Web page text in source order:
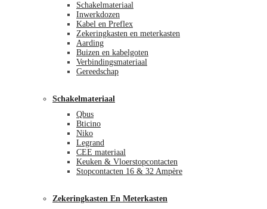
Schakelmateriaal
Inwerkdozen
Kabel en Preflex
Zekeringkasten en meterkasten
Aarding
Buizen en kabelgoten
Verbindingsmateriaal
Gereedschap
Schakelmateriaal
Qbus
Bticino
Niko
Legrand
CEE materiaal
Keuken & Vloerstopcontacten
Stopcontacten 16 & 32 Ampère
Zekeringkasten En Meterkasten